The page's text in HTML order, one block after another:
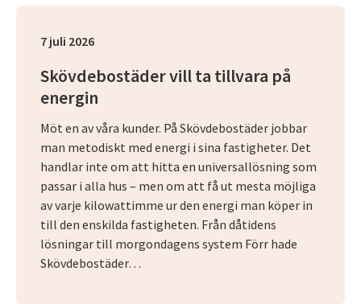
7 juli 2026
Skövdebostäder vill ta tillvara på
energin
Möt en av våra kunder. På Skövdebostäder jobbar
man metodiskt med energi i sina fastigheter. Det
handlar inte om att hitta en universallösning som
passar i alla hus – men om att få ut mesta möjliga
av varje kilowattimme ur den energi man köper in
till den enskilda fastigheten. Från dåtidens
lösningar till morgondagens system Förr hade
Skövdebostäder…